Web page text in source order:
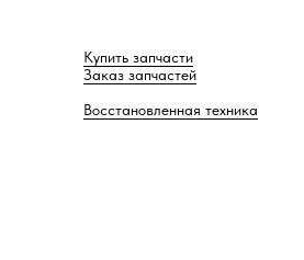
Купить запчасти
Заказ запчастей
Восстановленная техника